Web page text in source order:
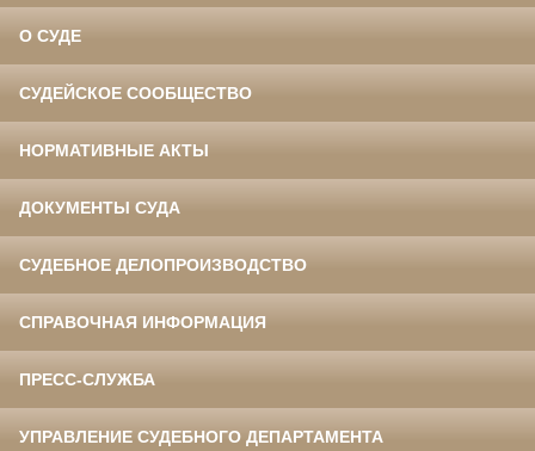
О СУДЕ
СУДЕЙСКОЕ СООБЩЕСТВО
НОРМАТИВНЫЕ АКТЫ
ДОКУМЕНТЫ СУДА
СУДЕБНОЕ ДЕЛОПРОИЗВОДСТВО
СПРАВОЧНАЯ ИНФОРМАЦИЯ
ПРЕСС-СЛУЖБА
УПРАВЛЕНИЕ СУДЕБНОГО ДЕПАРТАМЕНТА